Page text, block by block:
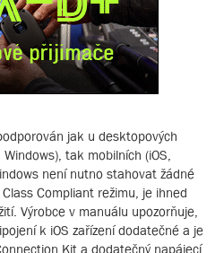
jak u desktopových
tak mobilních (iOS,
není nutno stahovat žádné
Compliant režimu, je ihned
Výrobce v manuálu upozorňuje,
k iOS zařízení dodatečné a je
Kit a dodatečný napájecí